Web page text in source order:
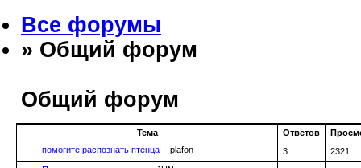
Все форумы
» Общий форум
Общий форум
Тема Ответов
помогите распознать птенца - plafon 3
2321